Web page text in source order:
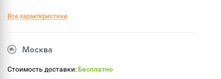
Все характеристики
Москва
Стоимость доставки:Бесплатно